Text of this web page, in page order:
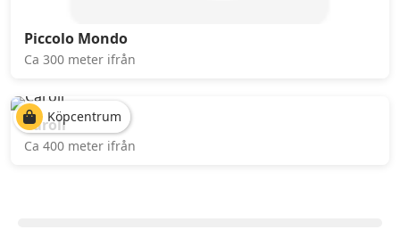
Piccolo Mondo
Ca 300 meter ifrån
Köpcentrum
Caroli
Ca 400 meter ifrån